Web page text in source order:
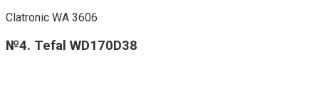
Clatronic WA 3606
№4. Tefal WD170D38